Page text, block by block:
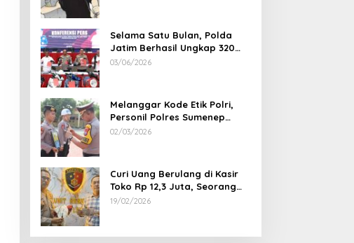
Selama Satu Bulan, Polda
Jatim Berhasil Ungkap 320
Kasus Kejahatan Jalanan, BB
03/06/2026
Melanggar Kode Etik Polri,
Personil Polres Sumenep
Dipecat
02/03/2026
Curi Uang Berulang di Kasir
Toko Rp 12,3 Juta, Seorang
Pemuda Diamankan Tim
19/02/2026